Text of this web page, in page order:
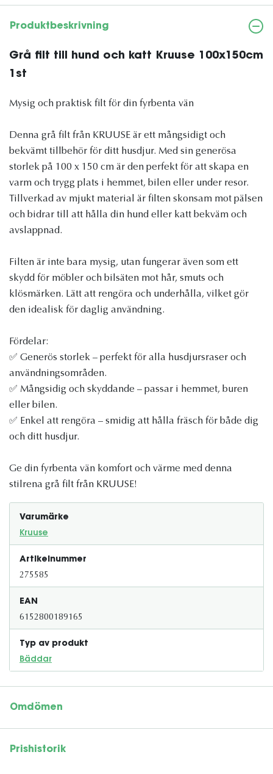
Produktbeskrivning
Grå filt till hund och katt Kruuse 100x150cm
1st
Mysig och praktisk filt för din fyrbenta vän
Denna grå filt från KRUUSE är ett mångsidigt och
bekvämt tillbehör för ditt husdjur. Med sin generösa
storlek på 100 x 150 cm är den perfekt för att skapa en
varm och trygg plats i hemmet, bilen eller under resor.
Tillverkad av mjukt material är filten skonsam mot pälsen
och bidrar till att hålla din hund eller katt bekväm och
avslappnad.
Filten är inte bara mysig, utan fungerar även som ett
skydd för möbler och bilsäten mot hår, smuts och
klösmärken. Lätt att rengöra och underhålla, vilket gör
den idealisk för daglig användning.
Fördelar:
✅ Generös storlek – perfekt för alla husdjursraser och
användningsområden.
✅ Mångsidig och skyddande – passar i hemmet, buren
eller bilen.
✅ Enkel att rengöra – smidig att hålla fräsch för både dig
och ditt husdjur.
Ge din fyrbenta vän komfort och värme med denna
stilrena grå filt från KRUUSE!
Varumärke
Kruuse
Artikelnummer
275585
EAN
6152800189165
Typ av produkt
Bäddar
Omdömen
Prishistorik